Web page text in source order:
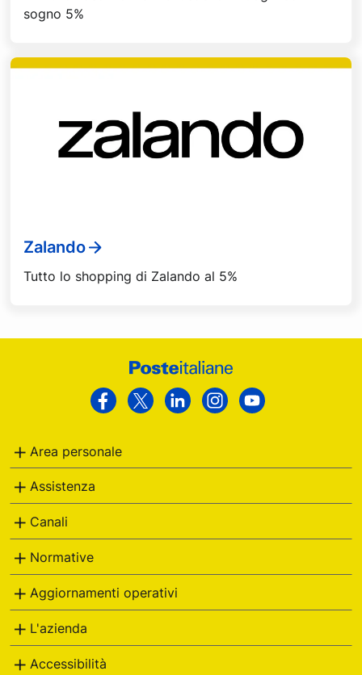
sogno 5%
Zalando
Tutto lo shopping di Zalando al 5%
Facebook
Twitter LinkedinInstagram
Area personale
Assistenza
Canali
Normative
Aggiornamenti operativi
L'azienda
Accessibilità